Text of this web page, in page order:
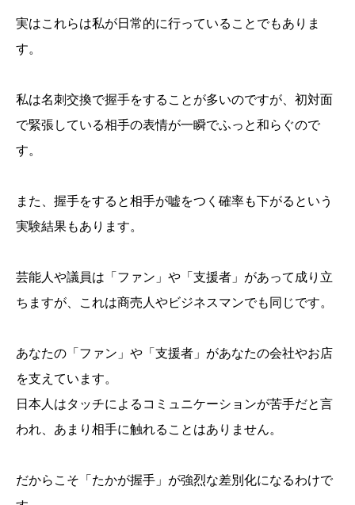
実はこれらは私が日常的に行っていることでもありま
す。
私は名刺交換で握手をすることが多いのですが、初対面
で緊張している相手の表情が一瞬でふっと和らぐので
す。
また、握手をすると相手が嘘をつく確率も下がるという
実験結果もあります。
芸能人や議員は「ファン」や「支援者」があって成り立
ちますが、これは商売人やビジネスマンでも同じです。
あなたの「ファン」や「支援者」があなたの会社やお店
を支えています。
日本人はタッチによるコミュニケーションが苦手だと言
われ、あまり相手に触れることはありません。
だからこそ「たかが握手」が強烈な差別化になるわけで